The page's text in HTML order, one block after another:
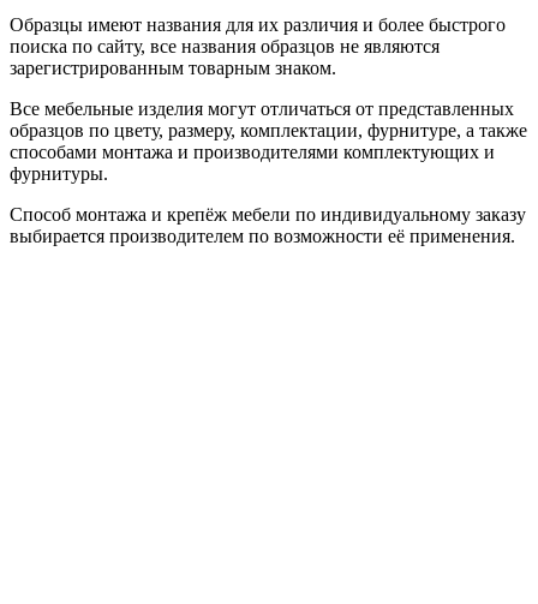
Образцы имеют названия для их различия и более быстрого
поиска по сайту, все названия образцов не являются
зарегистрированным товарным знаком.
Все мебельные изделия могут отличаться от представленных
образцов по цвету, размеру, комплектации, фурнитуре, а также
способами монтажа и производителями комплектующих и
фурнитуры.
Способ монтажа и крепёж мебели по индивидуальному заказу
выбирается производителем по возможности её применения.